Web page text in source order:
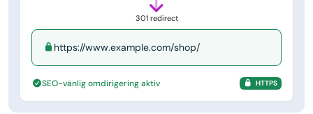
301 redirect
https://www.example.com/shop/
SEO-vänlig omdirigering aktiv HTTPS